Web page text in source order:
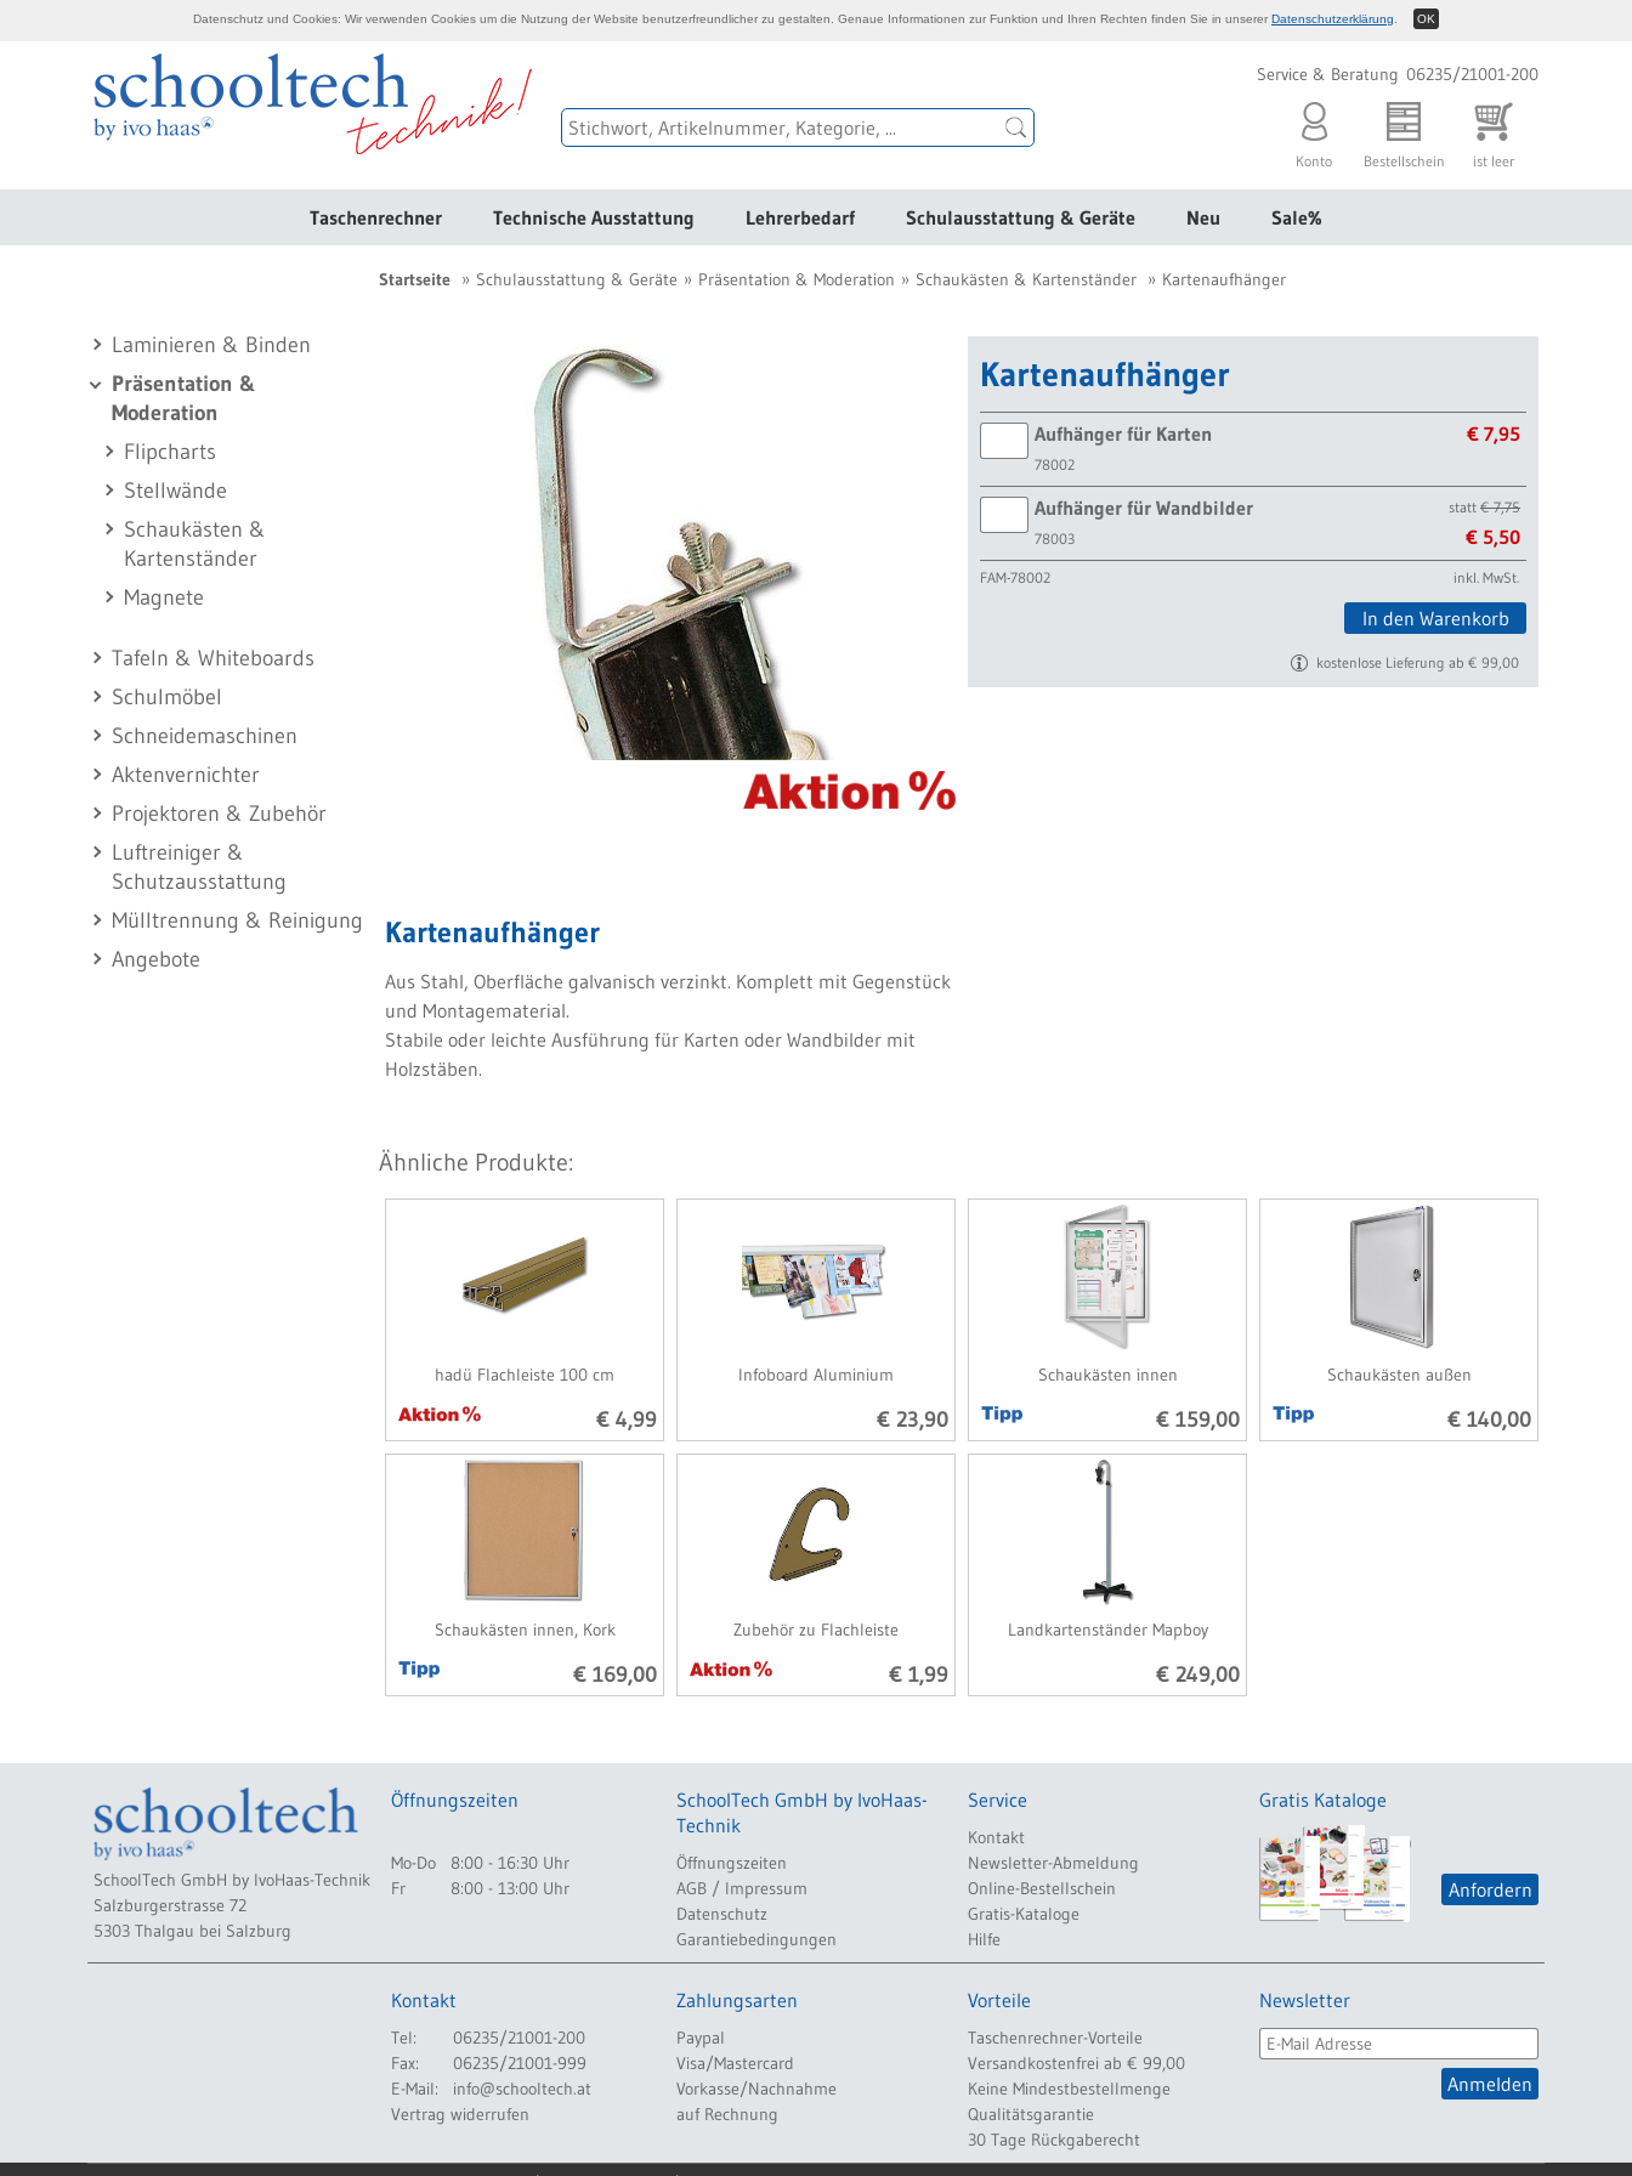
Service & Beratung 06235/21001-200
Konto Bestellschein ist leer
Taschenrechner Technische Ausstattung Lehrerbedarf Schulausstattung & Geräte Neu Sale%
Laminieren & Binden
Präsentation &
Moderation
Flipcharts
Stellwände
Schaukästen &
Kartenständer
Magnete
Tafeln & Whiteboards
Schulmöbel
Schneidemaschinen
Aktenvernichter
Projektoren & Zubehör
Luftreiniger &
Schutzausstattung
Mülltrennung & Reinigung
Angebote
Startseite Schulausstattung & Geräte Präsentation & Moderation Schaukästen & Kartenständer Kartenaufhänger
Kartenaufhänger
Aufhänger für Karten
78002
€ 7,95
Aufhänger für Wandbilder
78003
statt € 7,75
€ 5,50
FAM-78002 inkl. MwSt.
In den Warenkorb
kostenlose Lieferung ab € 99,00
Kartenaufhänger
Aus Stahl, Oberfläche galvanisch verzinkt. Komplett mit Gegenstück
und Montagematerial.
Stabile oder leichte Ausführung für Karten oder Wandbilder mit
Holzstäben.
Ähnliche Produkte:
hadü Flachleiste 100 cm
€ 4,99
Infoboard Aluminium
€ 23,90
Schaukästen innen
€ 159,00
Schaukästen außen
€ 140,00
Schaukästen innen, Kork
€ 169,00
Zubehör zu Flachleiste
€ 1,99
Landkartenständer Mapboy
€ 249,00
SchoolTech GmbH by IvoHaas-Technik
Salzburgerstrasse 72
5303 Thalgau bei Salzburg
Öffnungszeiten
Mo-Do
8:00 - 16:30 Uhr
Fr
8:00 - 13:00 Uhr
SchoolTech GmbH by IvoHaas-
Technik
Öffnungszeiten
AGB / Impressum
Datenschutz
Garantiebedingungen
Service
Kontakt
Newsletter-Abmeldung
Online-Bestellschein
Gratis-Kataloge
Hilfe
Gratis Kataloge
Anfordern
Kontakt
Tel:
06235/21001-200
Fax:
06235/21001-999
E-Mail:
info@schooltech.at
Vertrag widerrufen
Zahlungsarten
Paypal
Visa/Mastercard
Vorkasse/Nachnahme
auf Rechnung
Vorteile
Taschenrechner-Vorteile
Versandkostenfrei ab € 99,00
Keine Mindestbestellmenge
Qualitätsgarantie
30 Tage Rückgaberecht
Newsletter
Anmelden
Datenschutz und Cookies: Wir verwenden Cookies um die Nutzung der Website benutzerfreundlicher zu gestalten. Genaue Informationen zur Funktion und Ihren Rechten finden Sie in unserer Datenschutzerklärung OK